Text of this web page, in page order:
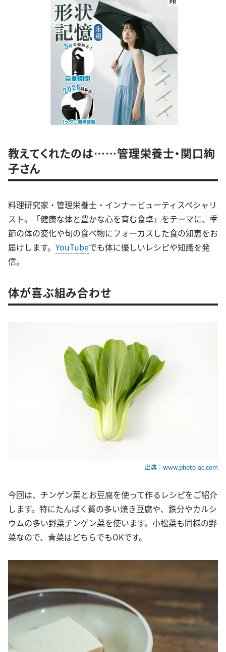
教えてくれたのは……管理栄養士・関口絢
子さん
料理研究家・管理栄養士・インナービューティスペシャリ
スト。「健康な体と豊かな心を育む食卓」をテーマに、季
節の体の変化や旬の食べ物にフォーカスした食の知恵をお
届けします。 YouTubeでも体に優しいレシピや知識を発
信。
体が喜ぶ組み合わせ
出典：www.photo-ac.com
今回は、チンゲン菜とお豆腐を使って作るレシピをご紹介
します。特にたんぱく質の多い焼き豆腐や、鉄分やカルシ
ウムの多い野菜チンゲン菜を使います。小松菜も同様の野
菜なので、青菜はどちらでもOKです。